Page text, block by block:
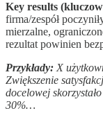
Key results
firma/zespół
mierzalne,
rezultat powinien
Przykłady: X
Zwiększenie
docelowej
30%…